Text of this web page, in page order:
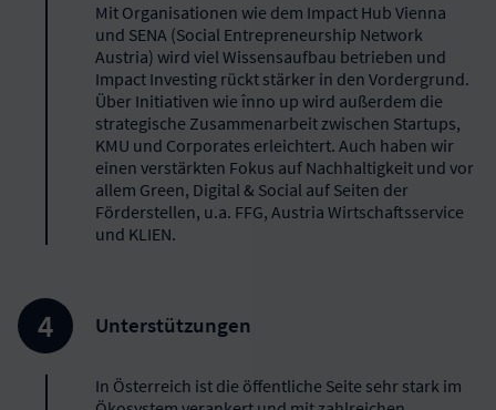
Mit Organisationen wie dem Impact Hub Vienna
und SENA (Social Entrepreneurship Network
Austria) wird viel Wissensaufbau betrieben und
Impact Investing rückt stärker in den Vordergrund.
Über Initiativen wie înno up wird außerdem die
strategische Zusammenarbeit zwischen Startups,
KMU und Corporates erleichtert. Auch haben wir
einen verstärkten Fokus auf Nachhaltigkeit und vor
allem Green, Digital & Social auf Seiten der
Förderstellen, u.a. FFG, Austria Wirtschaftsservice
und KLIEN.
Unterstützungen
In Österreich ist die öffentliche Seite sehr stark im